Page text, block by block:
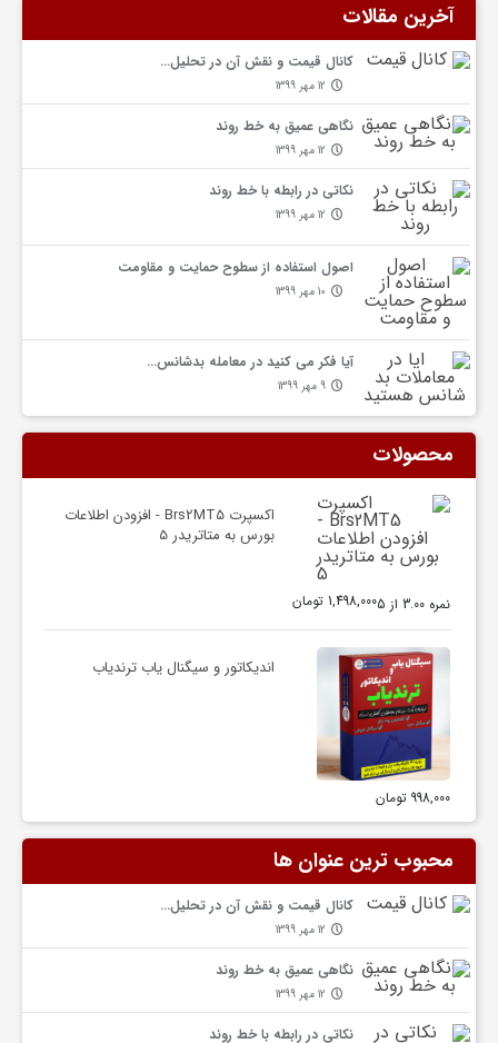
ش
آخرین مقالات
کانال قیمت و نقش آن در تحلیل…
12 مهر 1399
نگاهی عمیق به خط روند
12 مهر 1399
نکاتی در رابطه با خط روند
12 مهر 1399
اصول استفاده از سطوح حمایت و مقاومت
10 مهر 1399
آیا فکر می کنید در معامله بدشانس…
9 مهر 1399
محصولات
اکسپرت Brs2MT5 - افزودن اطلاعات
بورس به متاتریدر 5
نمره 3.00 از 5 1,498,000 تومان
اندیکاتور و سیگنال یاب ترندیاب
998,000 تومان
محبوب ترین عنوان ها
کانال قیمت و نقش آن در تحلیل…
12 مهر 1399
نگاهی عمیق به خط روند
12 مهر 1399
نکاتی در رابطه با خط روند